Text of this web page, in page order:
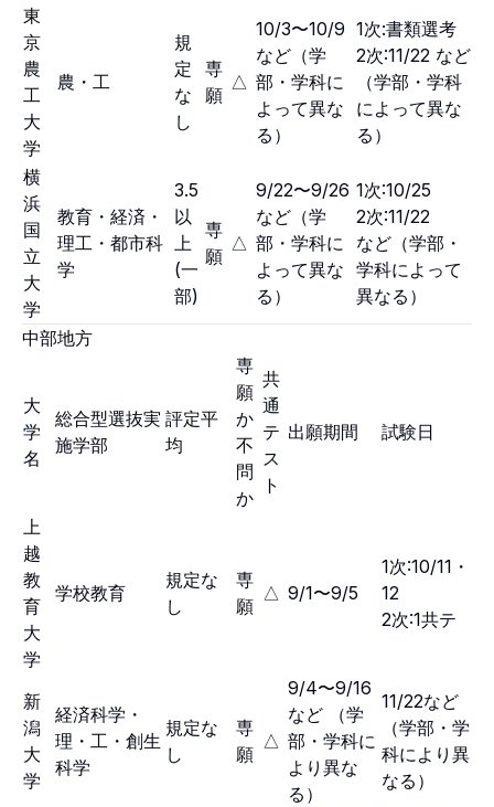
東
京
農
工
大
学
農・工
規
定
な
し
専
願
△
10/3〜10/9
など（学
部・学科に
よって異な
る）
1次:書類選考
2次:11/22 など
（学部・学科
によって異な
る）
横
浜
国
立
大
学
教育・経済・
理工・都市科
学
3.5
以
上
(一
部)
専
願
△
9/22〜9/26
など（学
部・学科に
よって異な
る）
1次:10/25
2次:11/22
など（学部・
学科によって
異なる）
中部地方
大
学
名
総合型選抜実
施学部
評定平
均
専
願
か
不
問
か
共
通
テ
ス
ト
出願期間 試験日
上
越
教
育
大
学
学校教育
規定な
し
専
願
△ 9/1〜9/5
1次:10/11・
12
2次:1共テ
新
潟
大
学
経済科学・
理・工・創生
科学
規定な
し
専
願
△
9/4〜9/16
など （学
部・学科に
より異な
る）
11/22など
（学部・学
科により異
なる）